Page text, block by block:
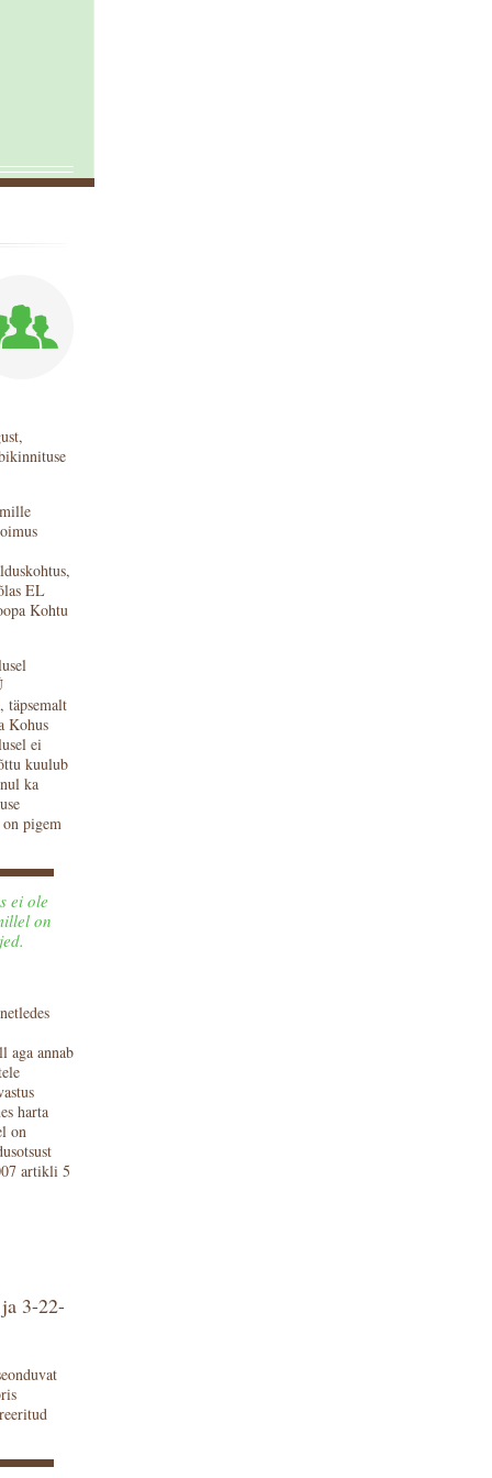
EL
Kohtu
Kohus
ei
kuulub
ka
pigem
ei ole
on
aga annab
harta
on
artikli 5
3-22-